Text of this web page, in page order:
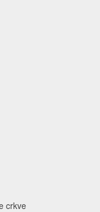
crkve